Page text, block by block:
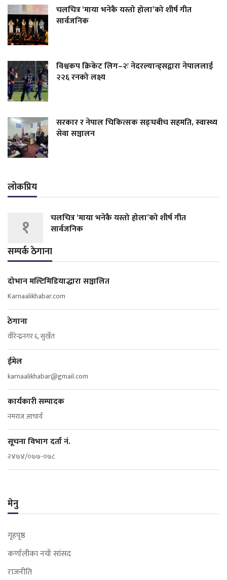
चलचित्र ‘माया भनेकै यस्तो होला’को शीर्ष गीत
सार्वजनिक
विश्वकप क्रिकेट लिग–२ः नेदरल्यान्ड्सद्वारा नेपाललाई
२२६ रनको लक्ष्य
सरकार र नेपाल चिकित्सक सङ्घबीच सहमति, स्वास्थ्य
सेवा सञ्चालन
लोकप्रिय
१
चलचित्र ‘माया भनेकै यस्तो होला’को शीर्ष गीत
सार्वजनिक
सम्पर्क ठेगाना
दोभान मल्टिमिडियाद्धारा सञ्चालित
Karnaalikhabar.com
ठेगाना
वीरेन्द्रनगर ६, सुर्खेत
ईमेल
karnaalikhabar@gmail.com
कार्यकारी सम्पादक
नमराज आचार्य
सूचना विभाग दर्ता नं.
२४७४/०७७-०७८
मेनु
गृहपृष्ठ
कर्णालीका नयाँ सांसद
राजनीति